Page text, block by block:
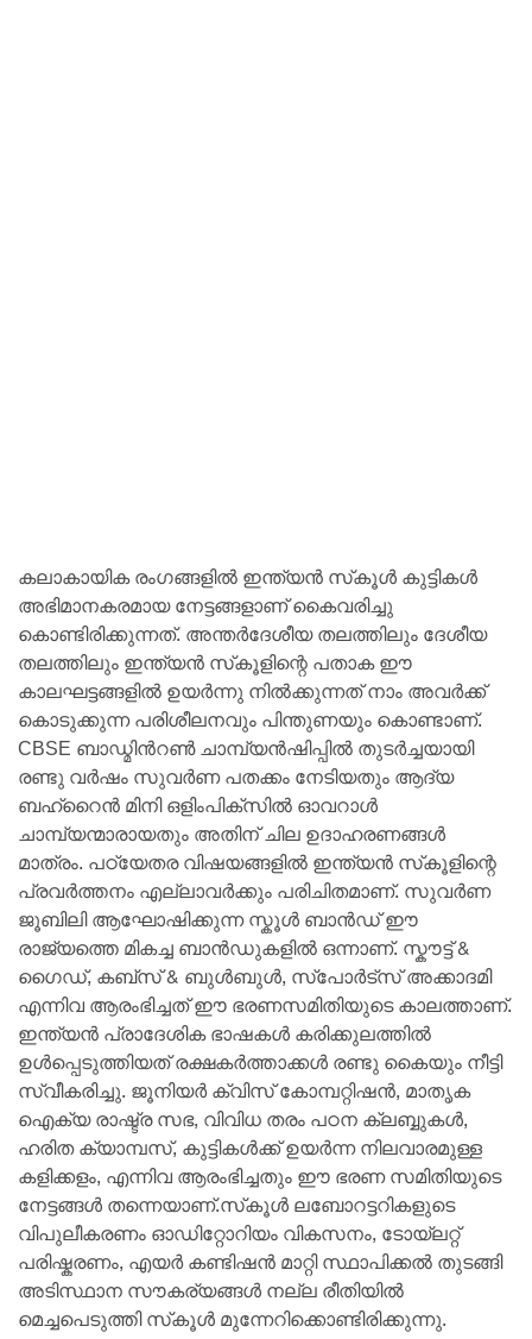
കലാകായിക രംഗങ്ങളിൽ ഇന്ത്യൻ സ്‌കൂൾ കുട്ടികൾ
അഭിമാനകരമായ നേട്ടങ്ങളാണ് കൈവരിച്ചു
കൊണ്ടിരിക്കുന്നത്. അന്തർദേശീയ തലത്തിലും ദേശീയ
തലത്തിലും ഇന്ത്യൻ സ്‌കൂളിന്റെ പതാക ഈ
കാലഘട്ടങ്ങളിൽ ഉയർന്നു നിൽക്കുന്നത് നാം അവർക്ക്
കൊടുക്കുന്ന പരിശീലനവും പിന്തുണയും കൊണ്ടാണ്.
CBSE ബാഡ്മിൻറൺ ചാമ്പ്യൻഷിപ്പിൽ തുടർച്ചയായി
രണ്ടു വർഷം സുവർണ പതക്കം നേടിയതും ആദ്യ
ബഹ്‌റൈൻ മിനി ഒളിംപിക്സിൽ ഓവറാൾ
ചാമ്പ്യന്മാരായതും അതിന് ചില ഉദാഹരണങ്ങൾ
മാത്രം. പഠ്യേതര വിഷയങ്ങളിൽ ഇന്ത്യൻ സ്‌കൂളിന്റെ
പ്രവർത്തനം എല്ലാവർക്കും പരിചിതമാണ്. സുവർണ
ജൂബിലി ആഘോഷിക്കുന്ന സ്കൂൾ ബാൻഡ് ഈ
രാജ്യത്തെ മികച്ച ബാൻഡുകളിൽ ഒന്നാണ്. സ്കൗട്ട് &
ഗൈഡ്, കബ്സ് & ബുൾബുൾ, സ്പോർട്സ് അക്കാദമി
എന്നിവ ആരംഭിച്ചത് ഈ ഭരണസമിതിയുടെ കാലത്താണ്.
ഇന്ത്യൻ പ്രാദേശിക ഭാഷകൾ കരിക്കുലത്തിൽ
ഉൾപ്പെടുത്തിയത് രക്ഷകർത്താക്കൾ രണ്ടു കൈയും നീട്ടി
സ്വീകരിച്ചു. ജൂനിയർ ക്വിസ് കോമ്പറ്റിഷൻ, മാതൃക
ഐക്യ രാഷ്ട്ര സഭ, വിവിധ തരം പഠന ക്ലബ്ബുകൾ,
ഹരിത ക്യാമ്പസ്‌, കുട്ടികൾക്ക് ഉയർന്ന നിലവാരമുള്ള
കളിക്കളം, എന്നിവ ആരംഭിച്ചതും ഈ ഭരണ സമിതിയുടെ
നേട്ടങ്ങൾ തന്നെയാണ്.സ്‌കൂൾ ലബോറട്ടറികളുടെ
വിപുലീകരണം ഓഡിറ്റോറിയം വികസനം, ടോയ്ലറ്റ്
പരിഷ്കരണം, എയർ കണ്ടിഷൻ മാറ്റി സ്ഥാപിക്കൽ തുടങ്ങി
അടിസ്ഥാന സൗകര്യങ്ങൾ നല്ല രീതിയിൽ
മെച്ചപെടുത്തി സ്‌കൂൾ മുന്നേറിക്കൊണ്ടിരിക്കുന്നു.